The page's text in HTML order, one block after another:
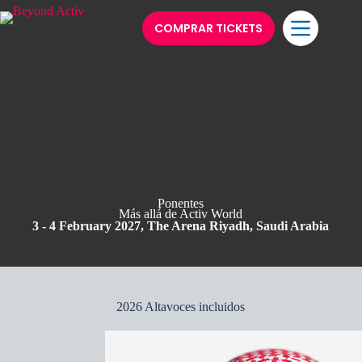
COMPRAR TICKETS
Ponentes
Más allá de Activ World
3 - 4 February 2027, The Arena Riyadh, Saudi Arabia
2026 Altavoces incluidos